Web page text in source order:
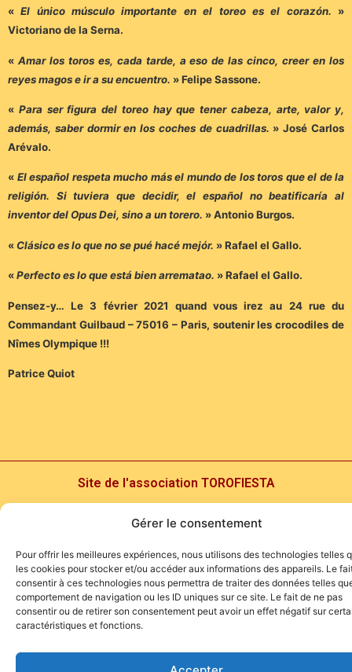
Gérer le consentement
Pour offrir les meilleures expériences, nous utilisons des technologies telles
les cookies pour stocker et/ou accéder aux informations des appareils. Le
consentir à ces technologies nous permettra de traiter des données telles
comportement de navigation ou les ID uniques sur ce site. Le fait de ne pas
consentir ou de retirer son consentement peut avoir un effet négatif sur
caractéristiques et fonctions.
«El único músculo importante en el toreo es el corazón. »
Victoriano de la Serna.
« Amar los toros es, cada tarde, a eso de las cinco, creer en los
reyes magos e ir a su encuentro. » Felipe Sassone.
« Para ser figura del toreo hay que tener cabeza, arte, valor y,
además, saber dormir en los coches de cuadrillas. » José Carlos
Arévalo.
« El español respeta mucho más el mundo de los toros que el de la
religión. Si tuviera que decidir, el español no beatificaría al
inventor del Opus Dei, sino a un torero. » Antonio Burgos.
«Clásico es lo que no se pué hacé mejór. » Rafael el Gallo.
«Perfecto es lo que está bien arrematao. » Rafael el Gallo.
Pensez-y… Le 3 février 2021 quand vous irez au 24 rue du
Commandant Guilbaud – 75016 – Paris, soutenir les crocodiles de
Nîmes Olympique !!!
Patrice Quiot
Site de l'association TOROFIESTA